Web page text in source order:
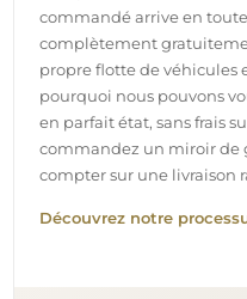
Montage facile
Nous nous chargeons de
des miroirs, tandis que
responsabilité. Étant
standards. Cela vous offre